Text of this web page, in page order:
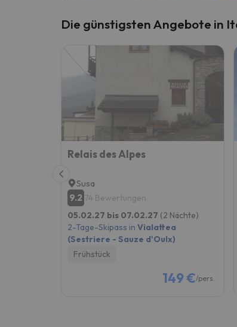
Die günstigsten Angebote in
Relais des Alpes
Susa
9.2 74 Bewertungen
05.02.27 bis 07.02.27 (2 Nächte)
2-Tage-Skipass in Vialattea
(Sestriere - Sauze d'Oulx)
Frühstück
149 €/pers.